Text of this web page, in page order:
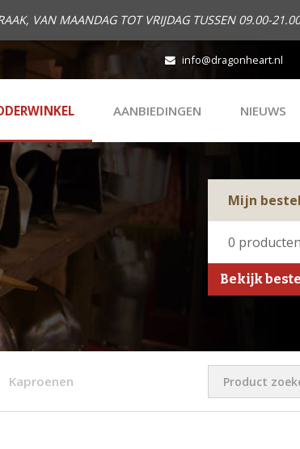
VAN MAANDAG TOT VRIJDAG TUSSEN 09.00-
info@dragonheart.nl
AANBIEDINGEN NIEUWS
Mijn
0 producten
Bekijk
Kaproenen